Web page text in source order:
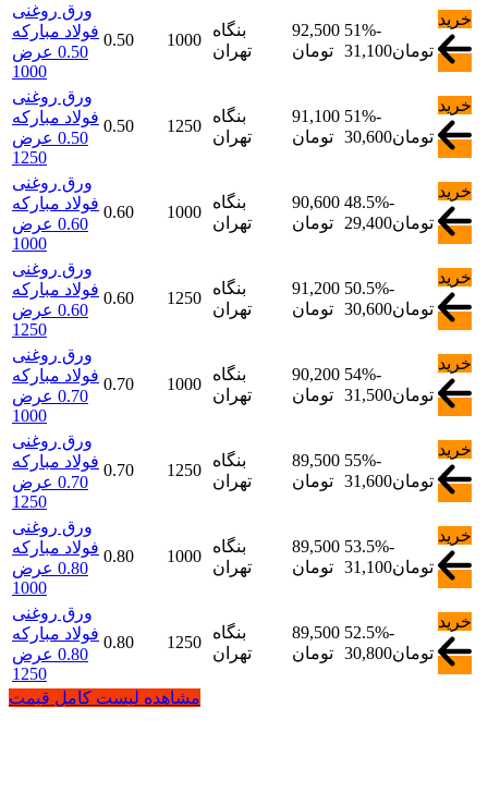
ورق روغنی
فولاد مبارکه
0.50 عرض
1000
0.50 1000
بنگاه
تهران
92,500
تومان
51%-
31,100تومان
خرید
ورق روغنی
فولاد مبارکه
0.50 عرض
1250
0.50 1250
بنگاه
تهران
91,100
تومان
51%-
30,600تومان
خرید
ورق روغنی
فولاد مبارکه
0.60 عرض
1000
0.60 1000
بنگاه
تهران
90,600
تومان
48.5%-
29,400تومان
خرید
ورق روغنی
فولاد مبارکه
0.60 عرض
1250
0.60 1250
بنگاه
تهران
91,200
تومان
50.5%-
30,600تومان
خرید
ورق روغنی
فولاد مبارکه
0.70 عرض
1000
0.70 1000
بنگاه
تهران
90,200
تومان
54%-
31,500تومان
خرید
ورق روغنی
فولاد مبارکه
0.70 عرض
1250
0.70 1250
بنگاه
تهران
89,500
تومان
55%-
31,600تومان
خرید
ورق روغنی
فولاد مبارکه
0.80 عرض
1000
0.80 1000
بنگاه
تهران
89,500
تومان
53.5%-
31,100تومان
خرید
ورق روغنی
فولاد مبارکه
0.80 عرض
1250
0.80 1250
بنگاه
تهران
89,500
تومان
52.5%-
30,800تومان
خرید
مشاهده لیست کامل قیمت